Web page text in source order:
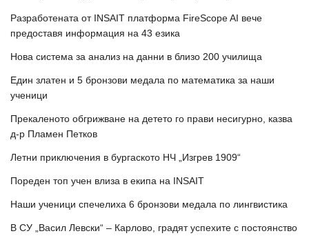
Разработената от INSAIT платформа FireScope AI вече
предоставя информация на 43 езика
Нова система за анализ на данни в близо 200 училища
Един златен и 5 бронзови медала по математика за наши
ученици
Прекаленото обгрижване на детето го прави несигурно, казва
д-р Пламен Петков
Летни приключения в бургаското НЧ „Изгрев 1909“
Пореден топ учен влиза в екипа на INSAIT
Наши ученици спечелиха 6 бронзови медала по лингвистика
В СУ „Васил Левски“ – Карлово, градят успехите с постоянство